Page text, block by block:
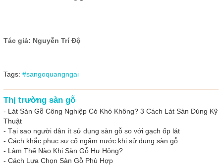
Tác giả: Nguyễn Trí Độ
Tags: #sangoquangngai
Thị trường sàn gỗ
- Lát Sàn Gỗ Công Nghiệp Có Khó Không? 3 Cách Lát Sàn Đúng Kỹ
Thuật
- Tại sao người dân ít sử dụng sàn gỗ so với gạch ốp lát
- Cách khắc phục sự cố ngấm nước khi sử dụng sàn gỗ
- Làm Thế Nào Khi Sàn Gỗ Hư Hỏng?
- Cách Lựa Chọn Sàn Gỗ Phù Hợp